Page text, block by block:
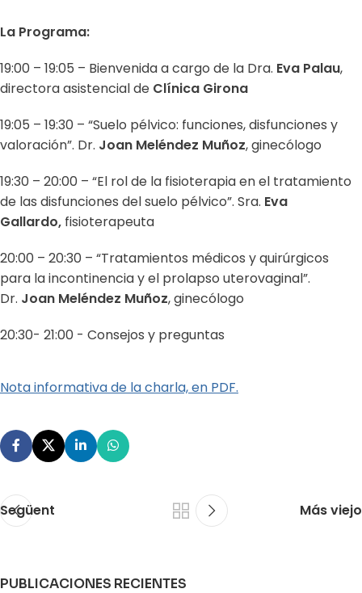
La Programa:
19:00 – 19:05 – Bienvenida a cargo de la Dra. Eva Palau,
directora asistencial de Clínica Girona
19:05 – 19:30 – “Suelo pélvico: funciones, disfunciones y
valoración”. Dr. Joan Meléndez Muñoz, ginecólogo
19:30 – 20:00 – “El rol de la fisioterapia en el tratamiento
de las disfunciones del suelo pélvico”. Sra. Eva
Gallardo, fisioterapeuta
20:00 – 20:30 – “Tratamientos médicos y quirúrgicos
para la incontinencia y el prolapso uterovaginal”.
Dr. Joan Meléndez Muñoz, ginecólogo
20:30- 21:00 - Consejos y preguntas
Nota informativa de la charla, en PDF.
Següent Más viejo
PUBLICACIONES RECIENTES